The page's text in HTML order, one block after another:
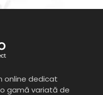
online dedicat
gamă variată de